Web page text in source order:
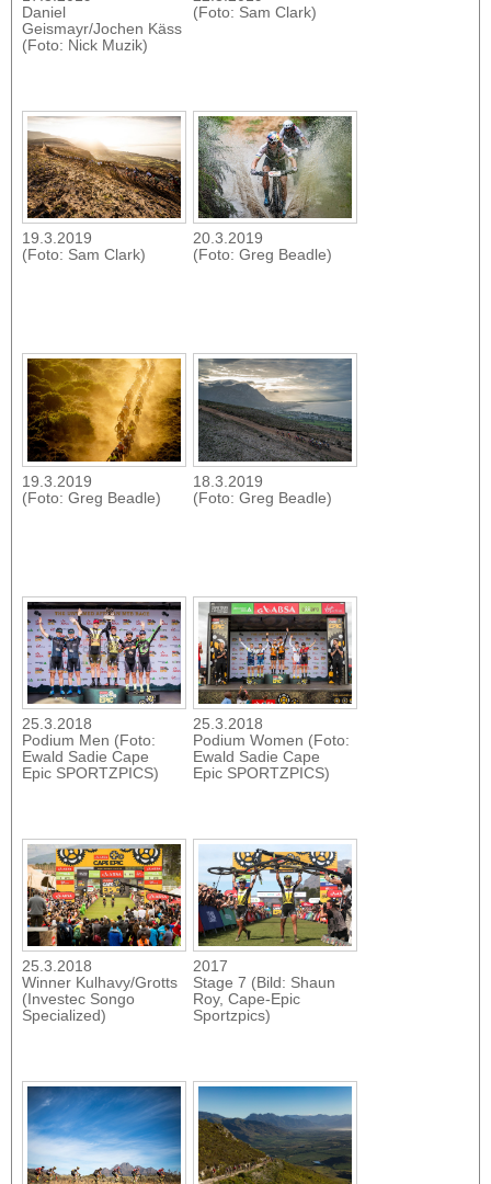
Daniel
Geismayr/Jochen Käss
(Foto: Nick Muzik)
(Foto: Sam Clark)
19.3.2019
(Foto: Sam Clark)
20.3.2019
(Foto: Greg Beadle)
19.3.2019
(Foto: Greg Beadle)
18.3.2019
(Foto: Greg Beadle)
25.3.2018
Podium Men (Foto:
Ewald Sadie Cape
Epic SPORTZPICS)
25.3.2018
Podium Women (Foto:
Ewald Sadie Cape
Epic SPORTZPICS)
25.3.2018
Winner Kulhavy/Grotts
(Investec Songo
Specialized)
2017
Stage 7 (Bild: Shaun
Roy, Cape-Epic
Sportzpics)